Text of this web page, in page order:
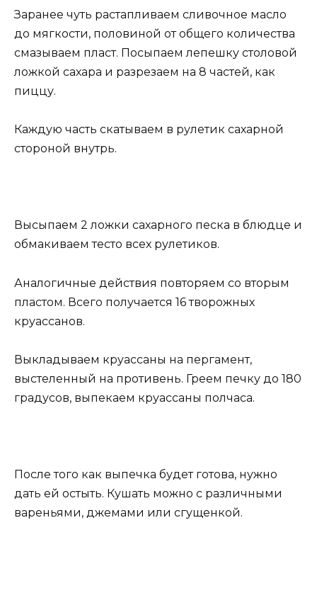
Заранее чуть растапливаем сливочное масло
до мягкости, половиной от общего количества
смазываем пласт. Посыпаем лепешку столовой
ложкой сахара и разрезаем на 8 частей, как
пиццу.
Каждую часть скатываем в рулетик сахарной
стороной внутрь.
Высыпаем 2 ложки сахарного песка в блюдце и
обмакиваем тесто всех рулетиков.
Аналогичные действия повторяем со вторым
пластом. Всего получается 16 творожных
круассанов.
Выкладываем круассаны на пергамент,
выстеленный на противень. Греем печку до 180
градусов, выпекаем круассаны полчаса.
После того как выпечка будет готова, нужно
дать ей остыть. Кушать можно с различными
вареньями, джемами или сгущенкой.